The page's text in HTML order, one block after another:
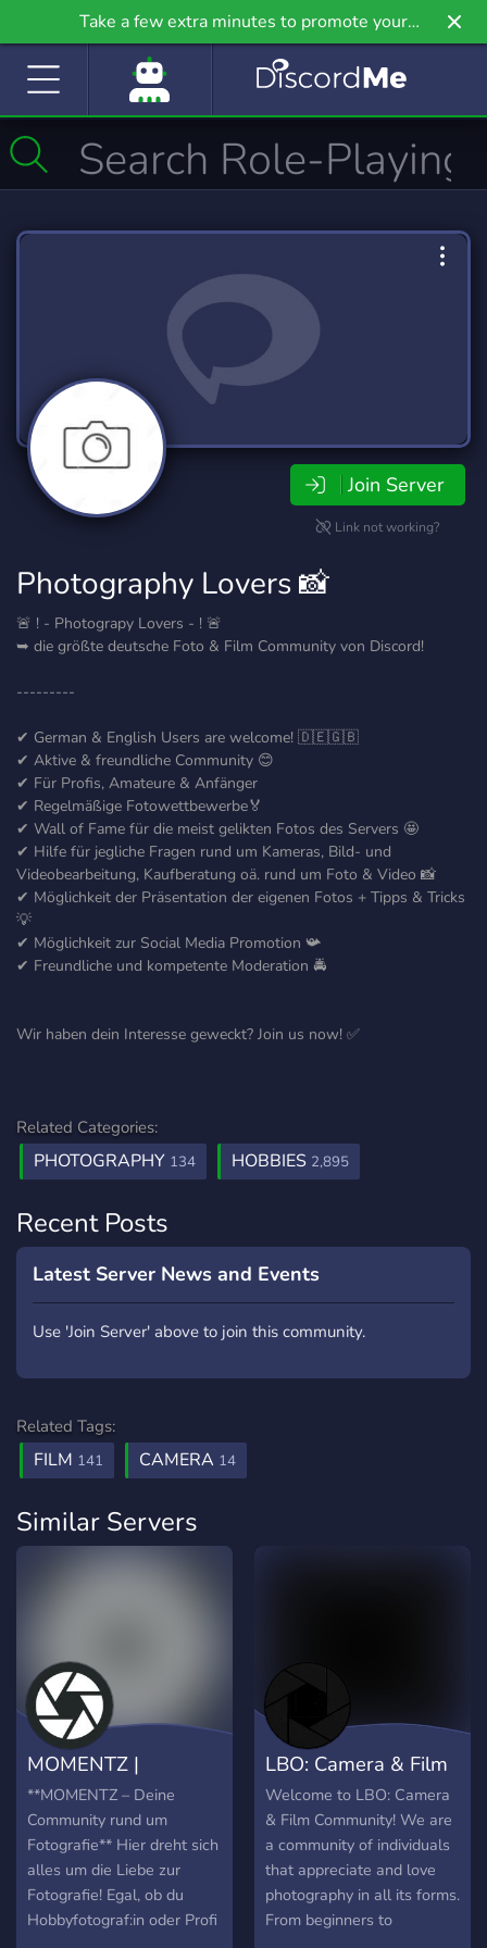
Take a few extra minutes to promote your
community even further on Griv.io, our newest
Join Server
Link not working?
Photography Lovers 📸
🚨 ! - Photograpy Lovers - ! 🚨
➥ die größte deutsche Foto & Film Community von Discord!
---------
✔ German & English Users are welcome! 🇩🇪🇬🇧
✔ Aktive & freundliche Community 😊
✔ Für Profis, Amateure & Anfänger
✔ Regelmäßige Fotowettbewerbe🏅
✔ Wall of Fame für die meist gelikten Fotos des Servers 🤩
✔ Hilfe für jegliche Fragen rund um Kameras, Bild- und
Videobearbeitung, Kaufberatung oä. rund um Foto & Video 📸
✔ Möglichkeit der Präsentation der eigenen Fotos + Tipps & Tricks
💡
✔ Möglichkeit zur Social Media Promotion 📯
✔ Freundliche und kompetente Moderation 🚔
Wir haben dein Interesse geweckt? Join us now! ✅️
Related Categories:
PHOTOGRAPHY 134 HOBBIES 2,895
Recent Posts
Latest Server News and Events
Use 'Join Server' above to join this community.
Related Tags:
FILM 141 CAMERA 14
Similar Servers
MOMENTZ |
Fotografie
**MOMENTZ – Deine
Community rund um
Fotografie** Hier dreht sich
alles um die Liebe zur
Fotografie! Egal, ob du
Hobbyfotograf:in oder Profi
LBO: Camera & Film
Community
Welcome to LBO: Camera
& Film Community! We are
a community of individuals
that appreciate and love
photography in all its forms.
From beginners to